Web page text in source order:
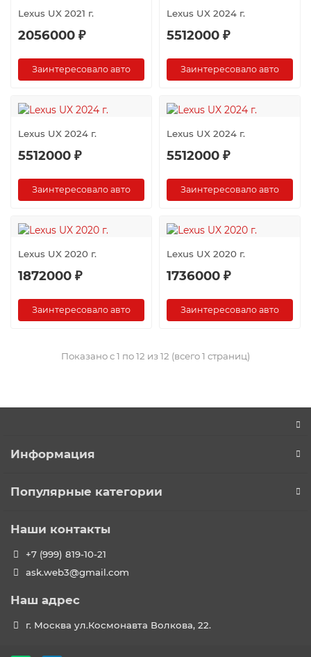
Lexus UX 2021 г.
2056000 ₽
Заинтересовало авто
Lexus UX 2024 г.
5512000 ₽
Заинтересовало авто
Lexus UX 2024 г.
5512000 ₽
Заинтересовало авто
Lexus UX 2024 г.
5512000 ₽
Заинтересовало авто
Lexus UX 2020 г.
1872000 ₽
Заинтересовало авто
Lexus UX 2020 г.
1736000 ₽
Заинтересовало авто
Показано с 1 по 12 из 12 (всего 1 страниц)
Информация
Популярные категории
Наши контакты
+7 (999) 819-10-21
ask.web3@gmail.com
Наш адрес
г. Москва ул.Космонавта Волкова, 22.